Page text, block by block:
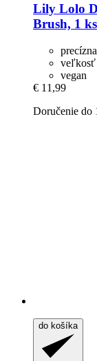
Lily Lolo
Brush, 1 ks
veľkosť
vegan
€ 11,99
Doručenie do
do košíka